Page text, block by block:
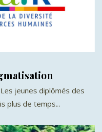
jeunes diplômés des
plus de temps...